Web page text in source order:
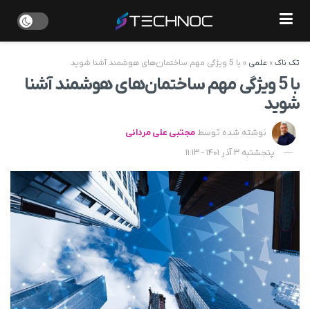
تک ناک» علمی » با 5 ویژگی مهم ساختمان‌های هوشمند آشنا شوید
با 5 ویژگی مهم ساختمان‌های هوشمند آشنا
شوید
نوشته شده توسط مجتبی علی مردانی
پنجشنبه 3 آذر 1401 - 11:13